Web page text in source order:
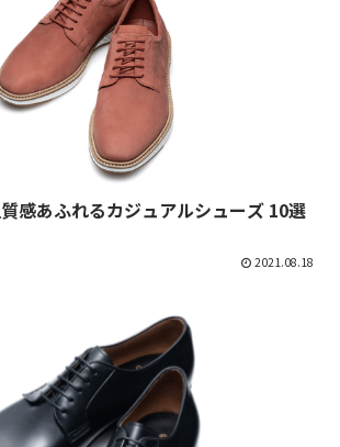
質感あふれるカジュアルシューズ 10選
2021.08.18